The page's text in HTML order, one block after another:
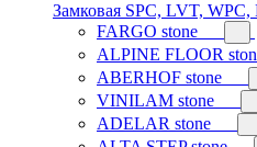
Замковая SPC, LVT,
FARGO stone
ALPINE FLOOR
ABERHOF stone
VINILAM stone
ADELAR stone